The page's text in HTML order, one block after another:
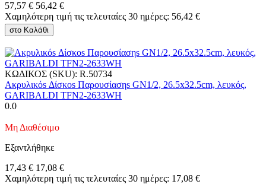
57,57 € 56,42 €
Χαμηλότερη τιμή τις τελευταίες 30 ημέρες: 56,42 €
στο Καλάθι
ΚΩΔΙΚΟΣ (SKU): R.50734
Ακρυλικόs Δίσκοs Παρουσίασηs GN1/2, 26.5x32.5cm, λευκός,
GARIBALDI TFN2-2633WH
0.0
Μη Διαθέσιμο
Εξαντλήθηκε
17,43 € 17,08 €
Χαμηλότερη τιμή τις τελευταίες 30 ημέρες: 17,08 €